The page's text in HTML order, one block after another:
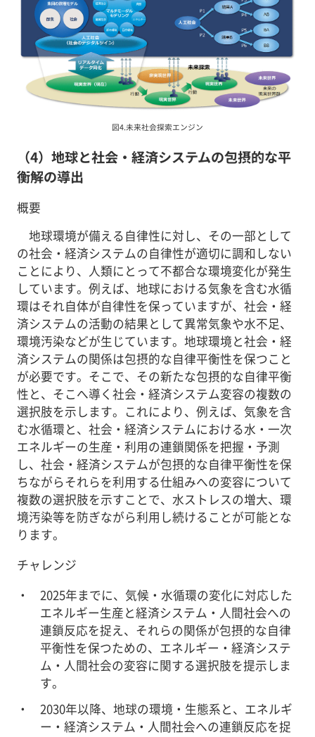
図4.未来社会探索エンジン
（4）地球と社会・経済システムの包摂的な平
衡解の導出
概要
地球環境が備える自律性に対し、その一部として
の社会・経済システムの自律性が適切に調和しない
ことにより、人類にとって不都合な環境変化が発生
しています。例えば、地球における気象を含む水循
環はそれ自体が自律性を保っていますが、社会・経
済システムの活動の結果として異常気象や水不足、
環境汚染などが生じています。地球環境と社会・経
済システムの関係は包摂的な自律平衡性を保つこと
が必要です。そこで、その新たな包摂的な自律平衡
性と、そこへ導く社会・経済システム変容の複数の
選択肢を示します。これにより、例えば、気象を含
む水循環と、社会・経済システムにおける水・一次
エネルギーの生産・利用の連鎖関係を把握・予測
し、社会・経済システムが包摂的な自律平衡性を保
ちながらそれらを利用する仕組みへの変容について
複数の選択肢を示すことで、水ストレスの増大、環
境汚染等を防ぎながら利用し続けることが可能とな
ります。
チャレンジ
2025年までに、気候・水循環の変化に対応した
エネルギー生産と経済システム・人間社会への
連鎖反応を捉え、それらの関係が包摂的な自律
平衡性を保つための、エネルギー・経済システ
ム・人間社会の変容に関する選択肢を提示しま
す。
2030年以降、地球の環境・生態系と、エネルギ
ー・経済システム・人間社会への連鎖反応を捉